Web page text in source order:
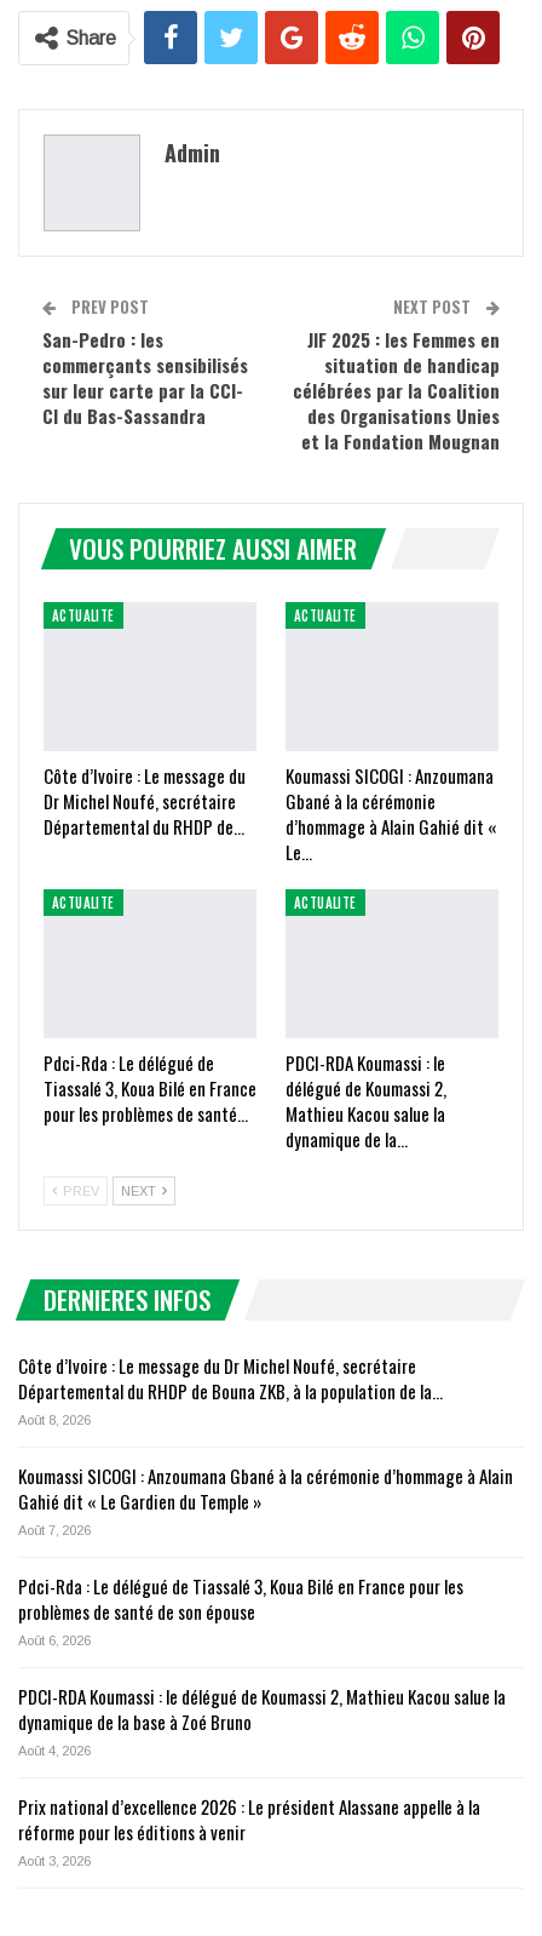
Share
Admin
PREV POST
San-Pedro : les
commerçants sensibilisés
sur leur carte par la CCI-
CI du Bas-Sassandra
NEXT POST
JIF 2025 : les Femmes en
situation de handicap
célébrées par la Coalition
des Organisations Unies
et la Fondation Mougnan
VOUS POURRIEZ AUSSI AIMER
ACTUALITE
Côte d’Ivoire : Le message du
Dr Michel Noufé, secrétaire
Départemental du RHDP de…
ACTUALITE
Koumassi SICOGI : Anzoumana
Gbané à la cérémonie
d’hommage à Alain Gahié dit «
Le…
ACTUALITE
Pdci-Rda : Le délégué de
Tiassalé 3, Koua Bilé en France
pour les problèmes de santé…
ACTUALITE
PDCI-RDA Koumassi : le
délégué de Koumassi 2,
Mathieu Kacou salue la
dynamique de la…
PREV NEXT
DERNIERES INFOS
Côte d’Ivoire : Le message du Dr Michel Noufé, secrétaire
Départemental du RHDP de Bouna ZKB, à la population de la…
Août 8, 2026
Koumassi SICOGI : Anzoumana Gbané à la cérémonie d’hommage à Alain
Gahié dit « Le Gardien du Temple »
Août 7, 2026
Pdci-Rda : Le délégué de Tiassalé 3, Koua Bilé en France pour les
problèmes de santé de son épouse
Août 6, 2026
PDCI-RDA Koumassi : le délégué de Koumassi 2, Mathieu Kacou salue la
dynamique de la base à Zoé Bruno
Août 4, 2026
Prix national d’excellence 2026 : Le président Alassane appelle à la
réforme pour les éditions à venir
Août 3, 2026